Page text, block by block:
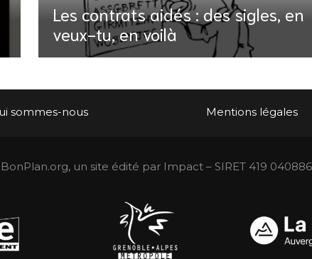
Les contrats aidés : des sigles, en
veux-tu, en voilà
sommes-nous Mentions légales
un site édité par Impact – SIRET 419 040886